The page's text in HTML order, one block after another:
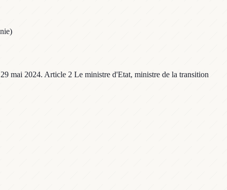
mai 2024. Article 2 Le ministre d'Etat, ministre de la transition